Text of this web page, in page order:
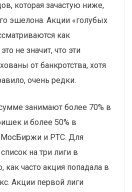
которая зачастую ниже,
эшелона. Акции «голубых
как
не значит, что эти
от банкротства, хотя
очень редки.
занимают более 70% в
и более 50% в
и РТС. Для
на три лиги в
как часто акция попадала в
Акции первой лиги